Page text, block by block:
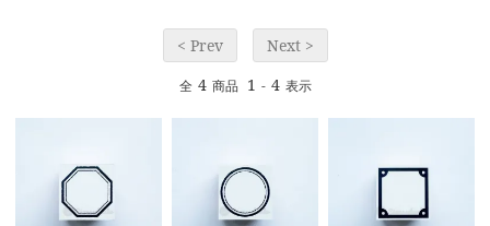
< Prev Next >
全 4 商品 1 - 4 表示